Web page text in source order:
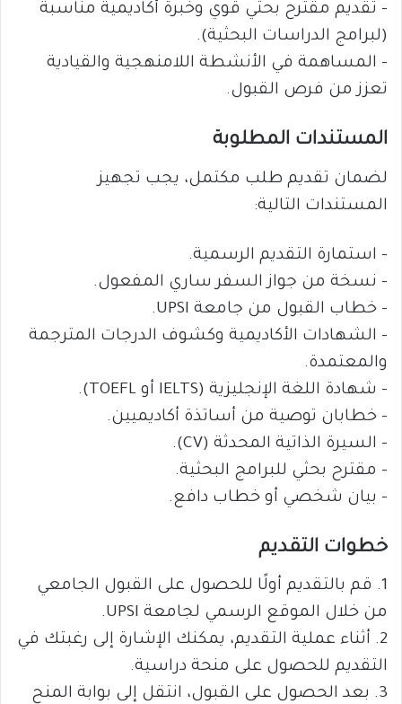
– تقديم مقترح بحثي قوي وخبرة أكاديمية مناسبة
(لبرامج الدراسات البحثية).
– المساهمة في الأنشطة اللامنهجية والقيادية
تعزز من فرص القبول.
المستندات المطلوبة
لضمان تقديم طلب مكتمل، يجب تجهيز
المستندات التالية:
– استمارة التقديم الرسمية.
– نسخة من جواز السفر ساري المفعول.
– خطاب القبول من جامعة UPSI.
– الشهادات الأكاديمية وكشوف الدرجات المترجمة
والمعتمدة.
– شهادة اللغة الإنجليزية (IELTS أو TOEFL).
– خطابان توصية من أساتذة أكاديميين.
– السيرة الذاتية المحدثة (CV).
– مقترح بحثي للبرامج البحثية.
– بيان شخصي أو خطاب دافع.
خطوات التقديم
1. قم بالتقديم أولًا للحصول على القبول الجامعي
من خلال الموقع الرسمي لجامعة UPSI.
2. أثناء عملية التقديم، يمكنك الإشارة إلى رغبتك في
التقديم للحصول على منحة دراسية.
3. بعد الحصول على القبول، انتقل إلى بوابة المنح